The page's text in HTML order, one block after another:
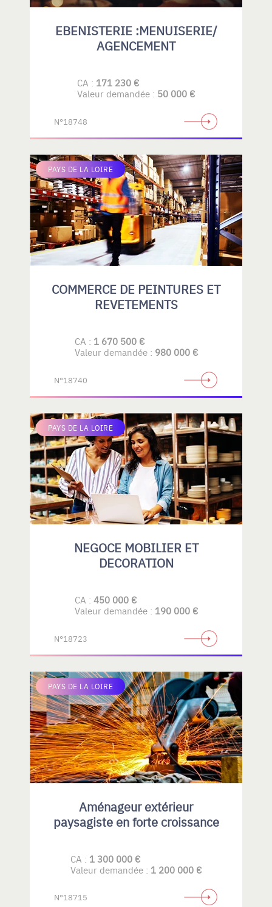
EBENISTERIE :MENUISERIE/
AGENCEMENT
CA : 171 230 €
Valeur demandée : 50 000 €
N°18748
PAYS DE LA LOIRE
COMMERCE DE PEINTURES ET
REVETEMENTS
CA : 1 670 500 €
Valeur demandée : 980 000 €
N°18740
PAYS DE LA LOIRE
NEGOCE MOBILIER ET
DECORATION
CA : 450 000 €
Valeur demandée : 190 000 €
N°18723
PAYS DE LA LOIRE
Aménageur extérieur
paysagiste en forte croissance
CA : 1 300 000 €
Valeur demandée : 1 200 000 €
N°18715